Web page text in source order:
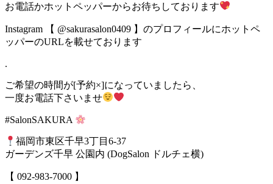
お電話かホットペッパーからお待ちしております
Instagram 【 @sakurasalon0409 】のプロフィールにホットペ
ッパーのURLを載せております
.
ご希望の時間が[予約×]になっていましたら、
一度お電話下さいませ
#SalonSAKURA
福岡市東区千早3丁目6-37
ガーデンズ千早 公園内 (DogSalon ドルチェ横)
【 092-983-7000 】